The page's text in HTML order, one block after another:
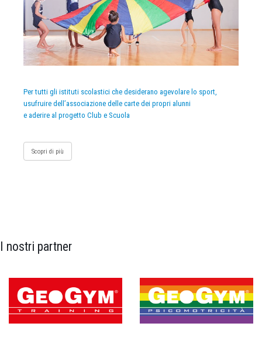
Per tutti gli istituti scolastici che desiderano agevolare lo sport,
usufruire dell’associazione delle carte dei propri alunni
e aderire al progetto Club e Scuola
Scopri di più
I nostri partner